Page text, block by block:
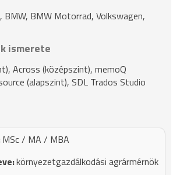
BMW, BMW Motorrad, Volkswagen,
ismerete
Across (középszint), memoQ
(alapszint), SDL Trados Studio
MSc / MA / MBA
környezetgazdálkodási agrármérnök